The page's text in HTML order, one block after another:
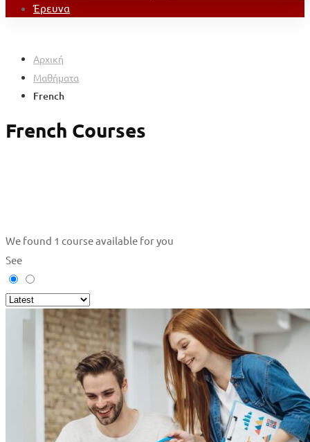
Έρευνα
Αρχική
Μαθήματα
French
French Courses
We found 1 course available for you
See